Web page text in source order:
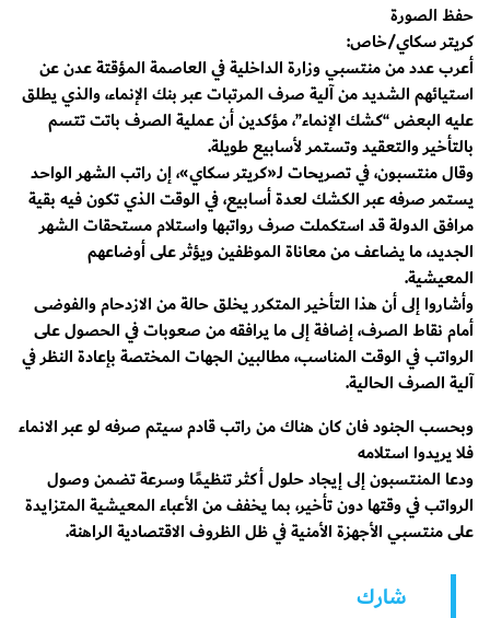
حفظ الصورة
كريتر سكاي/خاص:
أعرب عدد من منتسبي وزارة الداخلية في العاصمة المؤقتة عدن عن
استيائهم الشديد من آلية صرف المرتبات عبر بنك الإنماء، والذي يطلق
عليه البعض “كشك الإنماء”، مؤكدين أن عملية الصرف باتت تتسم
بالتأخير والتعقيد وتستمر لأسابيع طويلة.
وقال منتسبون، في تصريحات لـ«كريتر سكاي»، إن راتب الشهر الواحد
يستمر صرفه عبر الكشك لعدة أسابيع، في الوقت الذي تكون فيه بقية
مرافق الدولة قد استكملت صرف رواتبها واستلام مستحقات الشهر
الجديد، ما يضاعف من معاناة الموظفين ويؤثر على أوضاعهم
المعيشية.
وأشاروا إلى أن هذا التأخير المتكرر يخلق حالة من الازدحام والفوضى
أمام نقاط الصرف، إضافة إلى ما يرافقه من صعوبات في الحصول على
الرواتب في الوقت المناسب، مطالبين الجهات المختصة بإعادة النظر في
آلية الصرف الحالية.
وبحسب الجنود فان كان هناك من راتب قادم سيتم صرفه لو عبر الانماء
فلا يريدوا استلامه
ودعا المنتسبون إلى إيجاد حلول أكثر تنظيمًا وسرعة تضمن وصول
الرواتب في وقتها دون تأخير، بما يخفف من الأعباء المعيشية المتزايدة
على منتسبي الأجهزة الأمنية في ظل الظروف الاقتصادية الراهنة.
شارك